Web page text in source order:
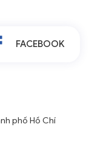
FACEBOOK
phố Hồ Chí